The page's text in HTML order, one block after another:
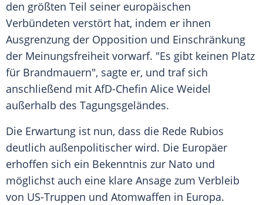
den größten Teil seiner europäischen
Verbündeten verstört hat, indem er ihnen
Ausgrenzung der Opposition und Einschränkung
der Meinungsfreiheit vorwarf. "Es gibt keinen Platz
für Brandmauern", sagte er, und traf sich
anschließend mit AfD-Chefin Alice Weidel
außerhalb des Tagungsgeländes.
Die Erwartung ist nun, dass die Rede Rubios
deutlich außenpolitischer wird. Die Europäer
erhoffen sich ein Bekenntnis zur Nato und
möglichst auch eine klare Ansage zum Verbleib
von US-Truppen und Atomwaffen in Europa.